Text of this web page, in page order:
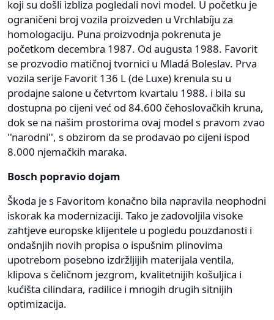
koji su došli izbliza pogledali novi model. U početku je
ograničeni broj vozila proizveden u Vrchlabíju za
homologaciju. Puna proizvodnja pokrenuta je
početkom decembra 1987. Od augusta 1988. Favorit
se prozvodio matičnoj tvornici u Mladá Boleslav. Prva
vozila serije Favorit 136 L (de Luxe) krenula su u
prodajne salone u četvrtom kvartalu 1988. i bila su
dostupna po cijeni već od 84.600 čehoslovačkih kruna,
dok se na našim prostorima ovaj model s pravom zvao
''narodni'', s obzirom da se prodavao po cijeni ispod
8.000 njemačkih maraka.
Bosch popravio dojam
Škoda je s Favoritom konačno bila napravila neophodni
iskorak ka modernizaciji. Tako je zadovoljila visoke
zahtjeve europske klijentele u pogledu pouzdanosti i
ondašnjih novih propisa o ispušnim plinovima
upotrebom posebno izdržljijih materijala ventila,
klipova s čeličnom jezgrom, kvalitetnijih košuljica i
kućišta cilindara, radilice i mnogih drugih sitnijih
optimizacija.